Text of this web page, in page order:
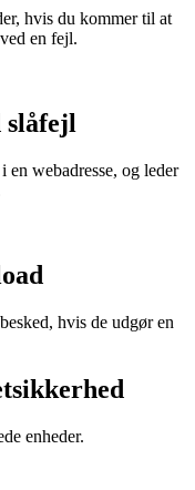
hvis du kommer til at
en fejl.
slåfejl
webadresse, og leder
hvis de udgør en
enheder.